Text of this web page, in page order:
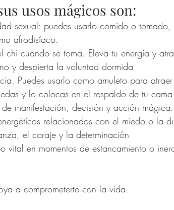
usos mágicos son:
sexual: puedes usarlo comido o tomado,
afrodisíaco.
chi cuando se toma. Eleva tu energía y
y despierta la voluntad dormida
Puedes usarlo como amuleto para
y lo colocas en el respaldo de tu
de manifestación, decisión y acción mágica.
relacionados con el miedo o la
el coraje y la determinación
vital en momentos de estancamiento o
a comprometerte con la vida.